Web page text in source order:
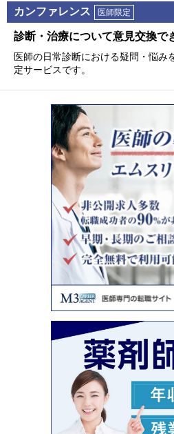
カンファレンス 医師限定
診断・治療について意⾒交換で
医師の⽇常診断における疑問・悩み
定サービスです。